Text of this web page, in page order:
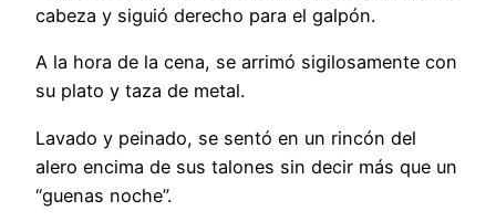
cabeza y siguió derecho para el galpón.
A la hora de la cena, se arrimó sigilosamente con
su plato y taza de metal.
Lavado y peinado, se sentó en un rincón del
alero encima de sus talones sin decir más que un
“guenas noche”.